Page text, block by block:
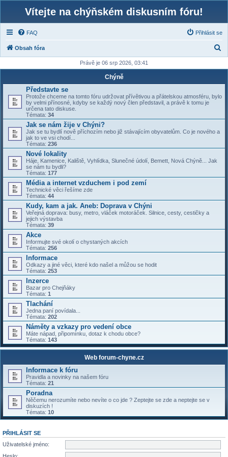
Vítejte na chýňském diskusním fóru!
FAQ Přihlásit se
Obsah fóra
d
Právě je 06 srp 2026, 03:41
Chýně
Představte se
Protože chceme na tomto fóru udržovat přívětivou a přátelskou atmosféru, bylo
by velmi přínosné, kdyby se každý nový člen představil, a právě k tomu je
určena tato diskuse.
Témata: 34
Jak se nám žije v Chýni?
Jak se tu bydlí nově příchozím nebo již stávajícím obyvatelům. Co je nového a
jak to ve vsi chodí...
Témata: 236
Nové lokality
Háje, Kamenice, Kaliště, Vyhlídka, Slunečné údolí, Bemett, Nová Chýně... Jak
se nám tu bydli?
Témata: 177
Média a internet vzduchem i pod zemí
Technické věci řešíme zde
Témata: 44
Kudy, kam a jak. Aneb: Doprava v Chýni
Veřejná doprava: busy, metro, vláček motoráček. Silnice, cesty, cestičky a
jejich výstavba
Témata: 39
Akce
Informujte své okolí o chystaných akcích
Témata: 256
Informace
Odkazy a jiné věci, které kdo našel a můžou se hodit
Témata: 253
Inzerce
Bazar pro Chejňáky
Témata: 1
Tlachání
Jedna paní povídala...
Témata: 202
Náměty a vzkazy pro vedení obce
Máte nápad, připomínku, dotaz k chodu obce?
Témata: 143
Web forum-chyne.cz
Informace k fóru
Pravidla a novinky na našem fóru
Témata: 21
Poradna
Něčemu nerozumíte nebo nevíte o co jde ? Zeptejte se zde a neptejte se v
diskuzích !
Témata: 10
PŘIHLÁSIT SE
Uživatelské jméno: